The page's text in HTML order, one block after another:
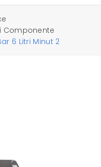
Componente
6 Litri Minut 2